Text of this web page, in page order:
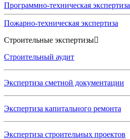
Программно-техническая экспертиза
Пожарно-техническая экспертиза
Строительные экспертизы
Строительный аудит
Экспертиза сметной документации
Экспертиза капитального ремонта
Экспертиза строительных проектов